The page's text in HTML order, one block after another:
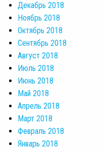
Декабрь 2018
Ноябрь 2018
Октябрь 2018
Сентябрь 2018
Август 2018
Июль 2018
Июнь 2018
Май 2018
Апрель 2018
Март 2018
Февраль 2018
Январь 2018